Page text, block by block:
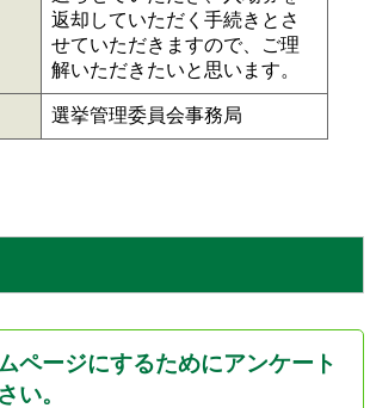
返却していただく手続きとさ
せていただきますので、ご理
解いただきたいと思います。
選挙管理委員会事務局
ページにするためにアンケート
い。